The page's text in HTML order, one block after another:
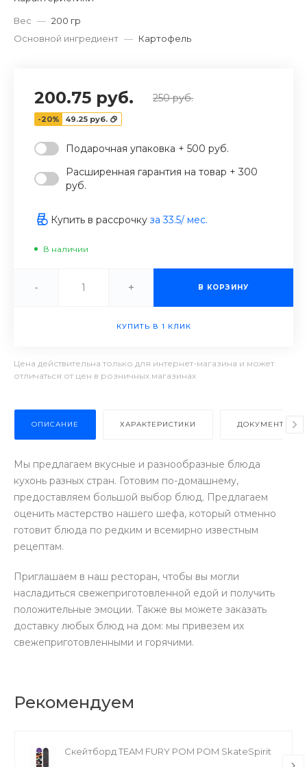
Вес — 200 гр
Основной ингредиент — Картофель
200.75 руб. 250 руб.
-20% 49.25 руб.
Подарочная упаковка + 500 руб.
Расширенная гарантия на товар + 300
руб.
Купить в рассрочку за33.5/ мес.
В наличии
- + В КОРЗИНУ
КУПИТЬ В 1 КЛИК
Цена действительна только для интернет-магазина и может
отличаться от цен в розничных магазинах
ОПИСАНИЕ ХАРАКТЕРИСТИКИ ДОКУМЕНТЫ
Мы предлагаем вкусные и разнообразные блюда
кухонь разных стран. Готовим по-домашнему,
предоставляем большой выбор блюд. Предлагаем
оценить мастерство нашего шефа, который отменно
готовит блюда по редким и всемирно известным
рецептам.
Приглашаем в наш ресторан, чтобы вы могли
насладиться свежеприготовленной едой и получить
положительные эмоции. Также вы можете заказать
доставку любых блюд на дом: мы привезем их
свежеприготовленными и горячими.
Рекомендуем
Скейтборд TEAM FURY POM POM SkateSpirit